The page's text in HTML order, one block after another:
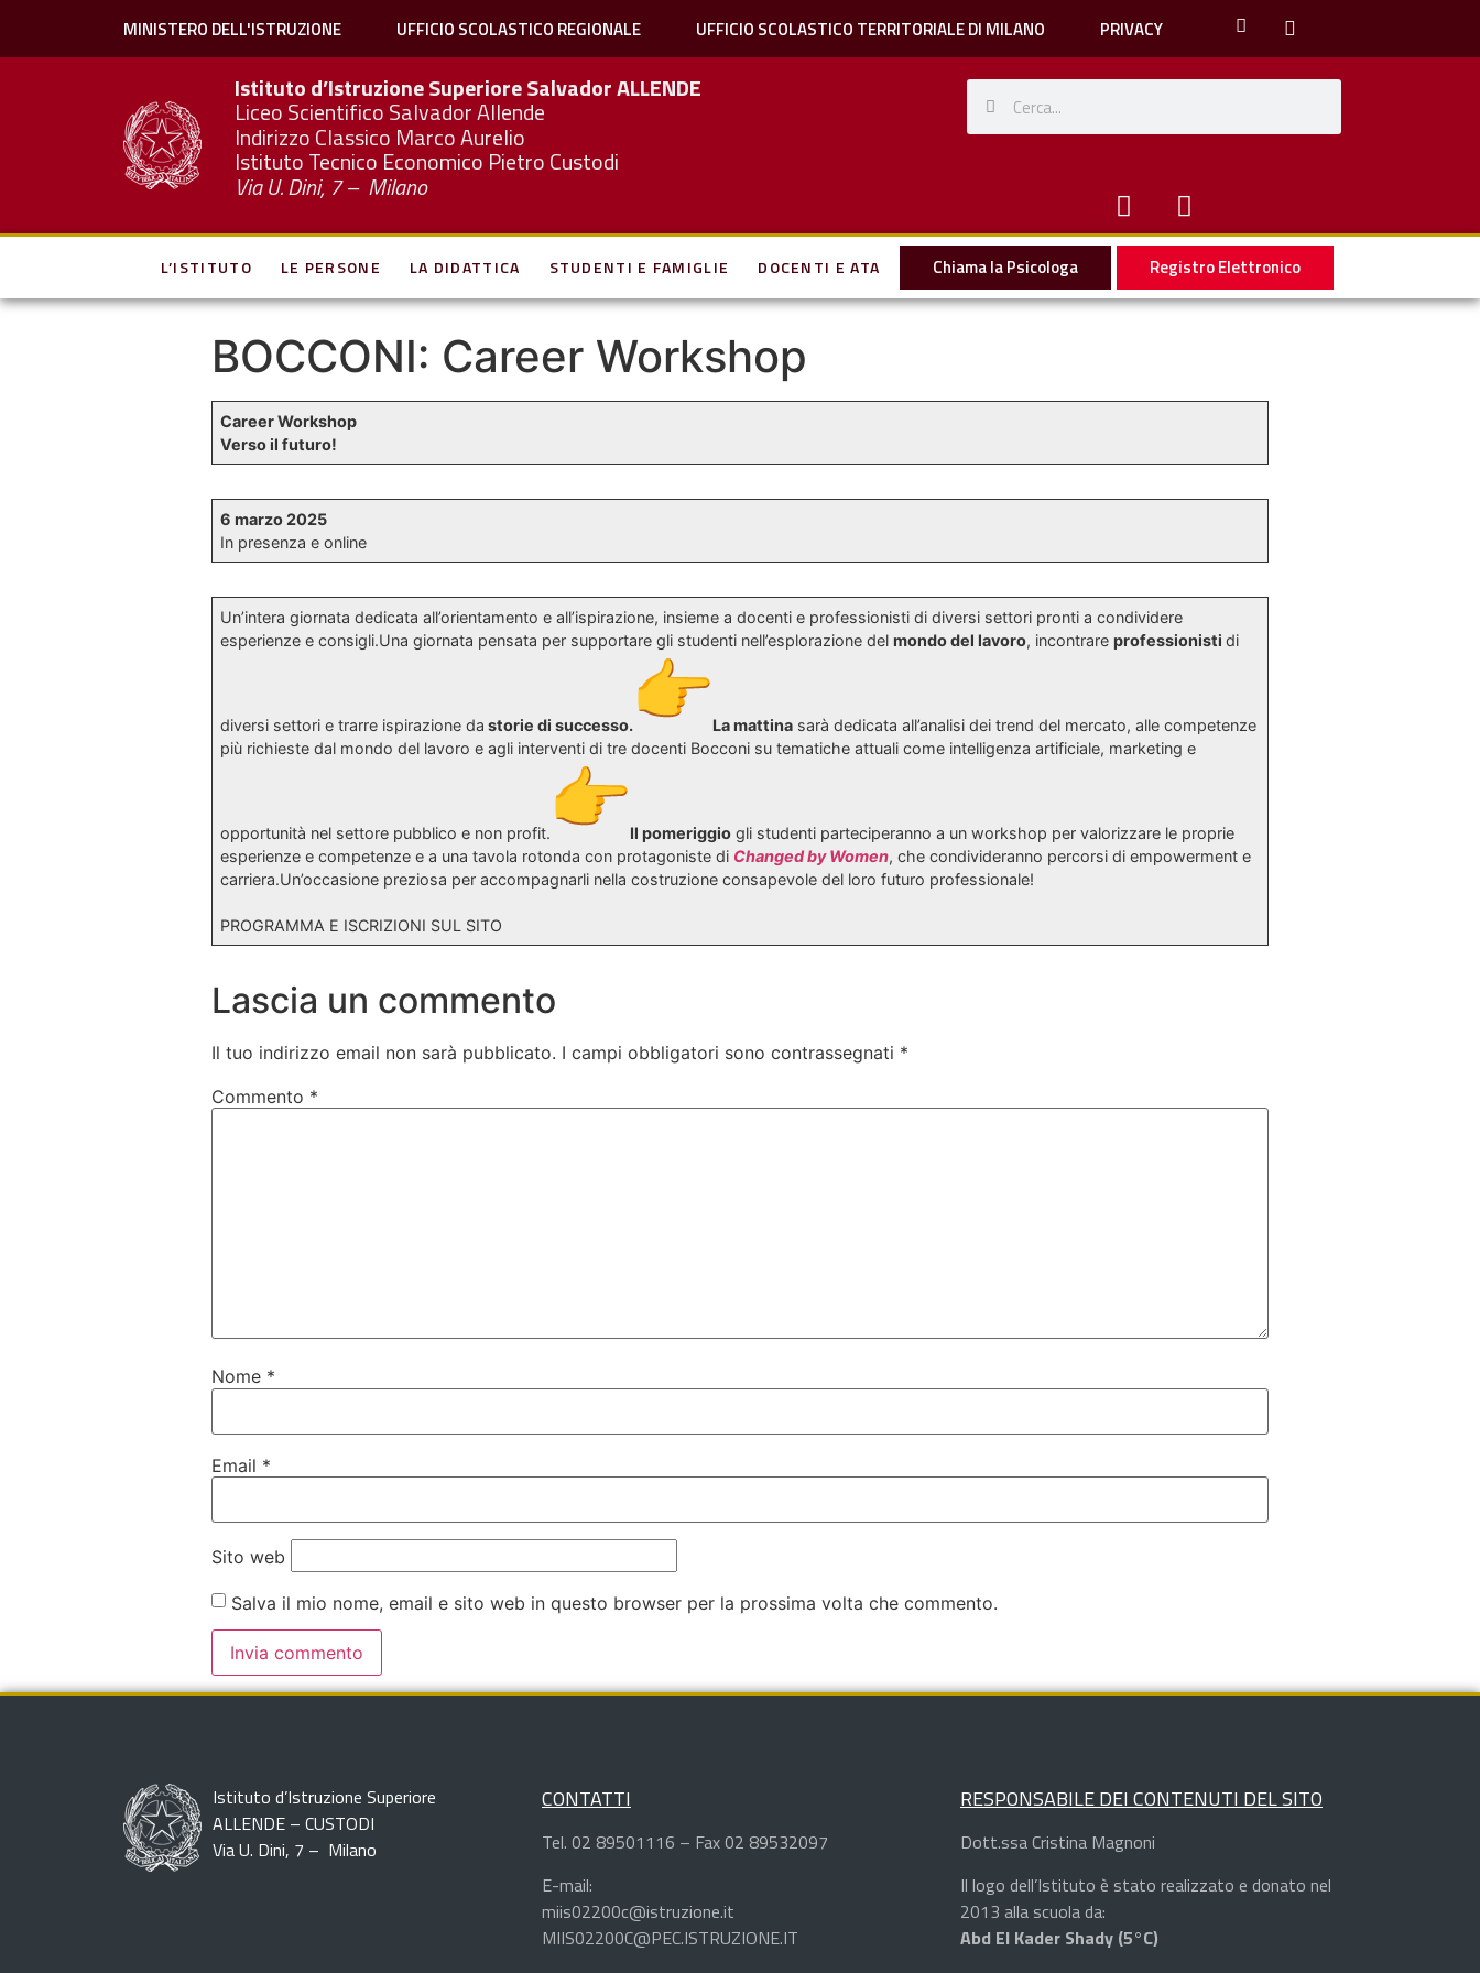
MINISTERO DELL'ISTRUZIONE UFFICIO SCOLASTICO REGIONALE UFFICIO SCOLASTICO TERRITORIALE DI MILANO PRIVACY
Istituto d’Istruzione Superiore SalvadorALLENDE
Liceo Scientifico Salvador Allende
Indirizzo Classico Marco Aurelio
Istituto Tecnico Economico Pietro Custodi
Via U. Dini, 7 – Milano
L’ISTITUTO LE PERSONE LA DIDATTICA STUDENTI E FAMIGLIE DOCENTI E ATA Chiama la Psicologa Registro Elettronico
BOCCONI: Career Workshop
Career Workshop
Verso il futuro!
6 marzo 2025
In presenza e online
Un’intera giornata dedicata all’orientamento e all’ispirazione, insieme a docenti e professionisti di diversi settori pronti a condividere
esperienze e consigli.Una giornata pensata per supportare gli studenti nell’esplorazione delmondo del lavoro, incontrareprofessionistidi
diversi settori e trarre ispirazione da storie di successo. La mattina sarà dedicata all’analisi dei trend del mercato, alle competenze
più richieste dal mondo del lavoro e agli interventi di tre docenti Bocconi su tematiche attuali come intelligenza artificiale, marketing e
opportunità nel settore pubblico e non profit. Il pomeriggio gli studenti parteciperanno a un workshop per valorizzare le proprie
esperienze e competenze e a una tavola rotonda con protagoniste di Changed by Women, che condivideranno percorsi di empowerment e
carriera.Un’occasione preziosa per accompagnarli nella costruzione consapevole del loro futuro professionale!
PROGRAMMA E ISCRIZIONI SUL SITO
Lascia un commento
Il tuo indirizzo email non sarà pubblicato. I campi obbligatori sono contrassegnati *
Commento *
Nome *
Email *
Sito web
Salva il mio nome, email e sito web in questo browser per la prossima volta che commento.
Istituto d’Istruzione Superiore
ALLENDE – CUSTODI
Via U. Dini, 7 – Milano
CONTATTI
Tel. 02 89501116 – Fax 02 89532097
E-mail:
miis02200c@istruzione.it
MIIS02200C@PEC.ISTRUZIONE.IT
RESPONSABILE DEI CONTENUTI DEL SITO
Dott.ssa Cristina Magnoni
Il logo dell’Istituto è stato realizzato e donato nel
2013 alla scuola da:
Abd El Kader Shady (5°C)